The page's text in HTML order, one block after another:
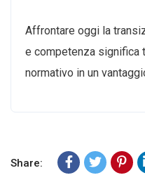
Affrontare oggi la
e competenza significa
normativo in un
Share: